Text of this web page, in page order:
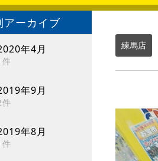
アーカイブ
年4月
件
年9月
年8月
件
練馬店